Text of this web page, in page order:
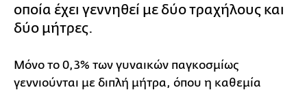
οποία έχει γεννηθεί με δύο τραχήλους και
δύο μήτρες.
Μόνο το 0,3% των γυναικών παγκοσμίως
γεννιούνται με διπλή μήτρα, όπου η καθεμία